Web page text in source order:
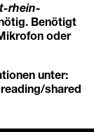
rhein-
Benötigt
oder
unter:
shared